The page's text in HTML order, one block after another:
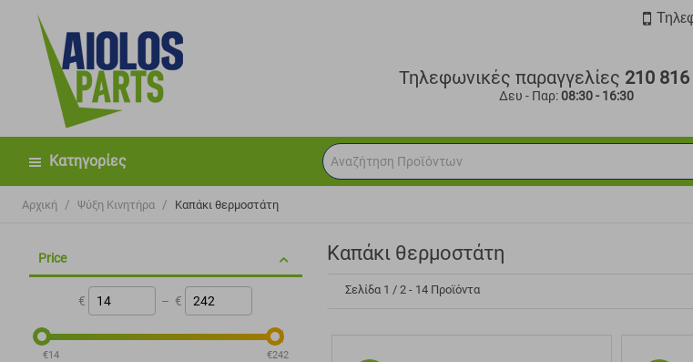
Τηλεφωνικές παραγγελίες 210
Δευ - Παρ:08:30 - 16:30
Κατηγορίες
Αρχική / Ψύξη Κινητήρα / Καπάκι θερμοστάτη
Price
€ –€
‎€14 ‎€242
Καπάκι θερμοστάτη
Σελίδα 1 / 2 - 14 Προϊόντα